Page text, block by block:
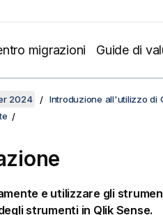
migrazioni Guide di
2024
Introduzione all'utilizzo di
e utilizzare gli
strumenti in Qlik Sense.